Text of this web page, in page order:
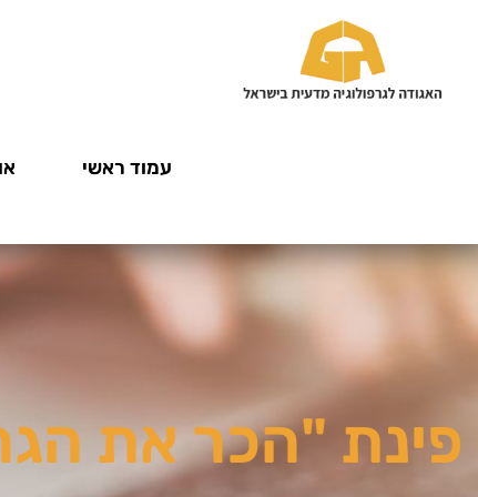
עמוד ראשי
פינת "הכר את